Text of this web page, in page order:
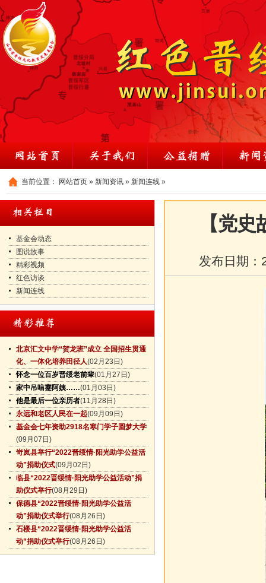
当前位置： 网站首页 » 新闻资讯 » 新闻连线 »
基金会动态
图说故事
精彩视频
红色访谈
新闻连线
北京汇文中学“贺龙班”成立 全国招生贯通
化、一体化培养田径人(02月23日)
怀念一位百岁晋绥老前辈(01月27日)
家中吊唁蹇阿姨……(01月03日)
他是最后一位亲历者(11月28日)
永远和老区人民在一起(09月09日)
基金会七年资助2918名寒门学子圆梦大学
(09月07日)
岢岚县举行“2022晋绥情·阳光助学公益活
动”捐助仪式(09月02日)
临县“2022晋绥情·阳光助学公益活动”捐
助仪式举行(08月29日)
保德县“2022晋绥情·阳光助学公益活
动”捐助仪式举行(08月26日)
石楼县“2022晋绥情·阳光助学公益活
动”捐助仪式举行(08月26日)
【党
发布日期：